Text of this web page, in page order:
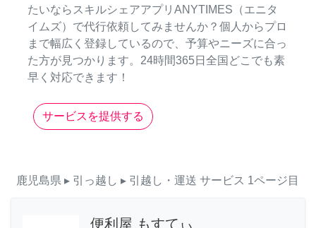
たいならスキルシェアアプリANYTIMES（エニタ
イムズ）で代行依頼してみませんか？個人からプロ
まで幅広く登録しているので、予算やニーズに合っ
た方が見つかります。24時間365日全国どこでも素
早く対応できます！
サービスを提供する
鹿児島県 ▸ 引っ越し ▸ 引越し・運送 サービス 1ページ目
便利屋 もすてぃ